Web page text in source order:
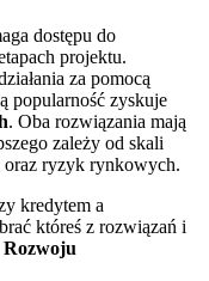
dostępu do
projektu.
za pomocą
popularność zyskuje
. Oba rozwiązania mają
zależy od skali
ryzyk rynkowych.
kredytem a
któreś z rozwiązań i
Rozwoju